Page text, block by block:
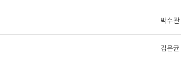
박수관
김은균